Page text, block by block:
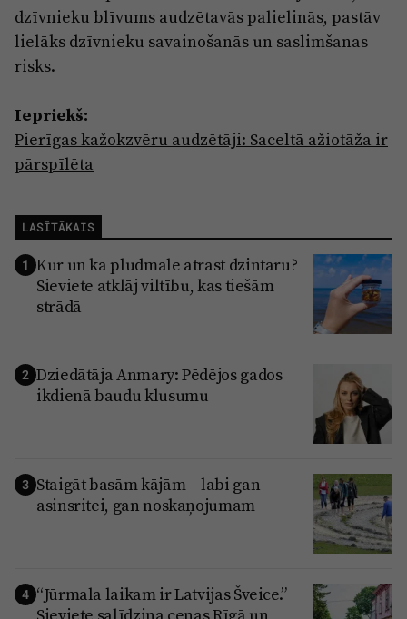
dzīvnieku blīvums audzētavās palielinās, pastāv
lielāks dzīvnieku savainošanās un saslimšanas
risks.
Iepriekš:
Pierīgas kažokzvēru audzētāji: Saceltā ažiotāža ir
pārspīlēta
LASĪTĀKAIS
1 Kur un kā pludmalē atrast dzintaru?
Sieviete atklāj viltību, kas tiešām
strādā
2 Dziedātāja Anmary: Pēdējos gados
ikdienā baudu klusumu
3 Staigāt basām kājām – labi gan
asinsritei, gan noskaņojumam
4 “Jūrmala laikam ir Latvijas Šveice.”